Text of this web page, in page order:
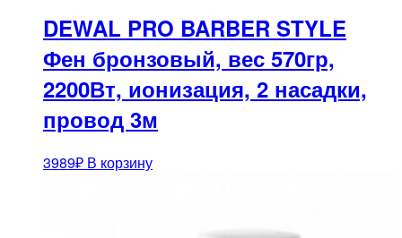
DEWAL PRO BARBER STYLE
Фен бронзовый, вес 570гр,
2200Вт, ионизация, 2 насадки,
провод 3м
3989₽ В корзину